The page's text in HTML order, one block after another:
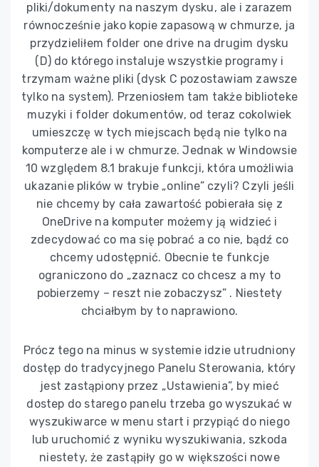
pliki/dokumenty na naszym dysku, ale i zarazem
równocześnie jako kopie zapasową w chmurze, ja
przydzieliłem folder one drive na drugim dysku
(D) do którego instaluje wszystkie programy i
trzymam ważne pliki (dysk C pozostawiam zawsze
tylko na system). Przeniosłem tam także biblioteke
muzyki i folder dokumentów, od teraz cokolwiek
umieszczę w tych miejscach będą nie tylko na
komputerze ale i w chmurze. Jednak w Windowsie
10 względem 8.1 brakuje funkcji, która umożliwia
ukazanie plików w trybie „online” czyli? Czyli jeśli
nie chcemy by cała zawartość pobierała się z
OneDrive na komputer możemy ją widzieć i
zdecydować co ma się pobrać a co nie, bądź co
chcemy udostępnić. Obecnie te funkcje
ograniczono do „zaznacz co chcesz a my to
pobierzemy – reszt nie zobaczysz” . Niestety
chciałbym by to naprawiono.
Prócz tego na minus w systemie idzie utrudniony
dostęp do tradycyjnego Panelu Sterowania, który
jest zastąpiony przez „Ustawienia”, by mieć
dostep do starego panelu trzeba go wyszukać w
wyszukiwarce w menu start i przypiąć do niego
lub uruchomić z wyniku wyszukiwania, szkoda
niestety, że zastąpiły go w większości nowe